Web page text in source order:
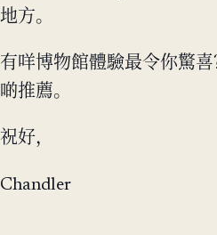
地方。
有咩博物館體驗最令你驚
啲推薦。
祝好，
Chandler